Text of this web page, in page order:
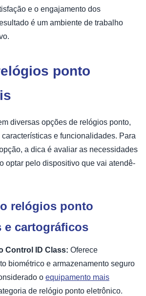
e o engajamento dos
é um ambiente de trabalho
ponto
diversas opções de relógios ponto,
e funcionalidades. Para
a dica é avaliar as necessidades
optar pelo dispositivo que vai atendê-
relógios ponto
e cartográficos
Control ID Class: Oferece
biométrico e armazenamento seguro
o equipamento mais
de relógio ponto eletrônico.